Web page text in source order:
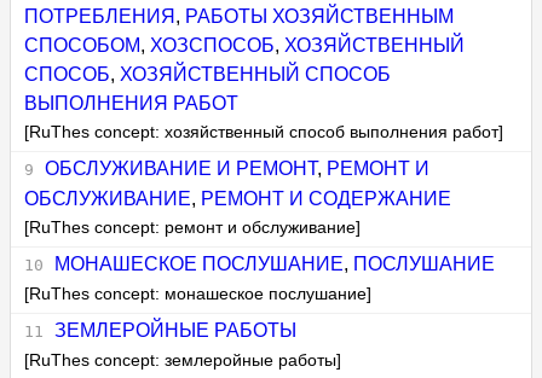
ПОТРЕБЛЕНИЯ , РАБОТЫ ХОЗЯЙСТВЕННЫМ
СПОСОБОМ, ХОЗСПОСОБ, ХОЗЯЙСТВЕННЫЙ
СПОСОБ, ХОЗЯЙСТВЕННЫЙ СПОСОБ
ВЫПОЛНЕНИЯ РАБОТ
[RuThes concept: хозяйственный способ выполнения работ]
ОБСЛУЖИВАНИЕ И РЕМОНТ, РЕМОНТ И
ОБСЛУЖИВАНИЕ, РЕМОНТ И СОДЕРЖАНИЕ
[RuThes concept: ремонт и обслуживание]
МОНАШЕСКОЕ ПОСЛУШАНИЕ, ПОСЛУШАНИЕ
[RuThes concept: монашеское послушание]
ЗЕМЛЕРОЙНЫЕ РАБОТЫ
[RuThes concept: землеройные работы]